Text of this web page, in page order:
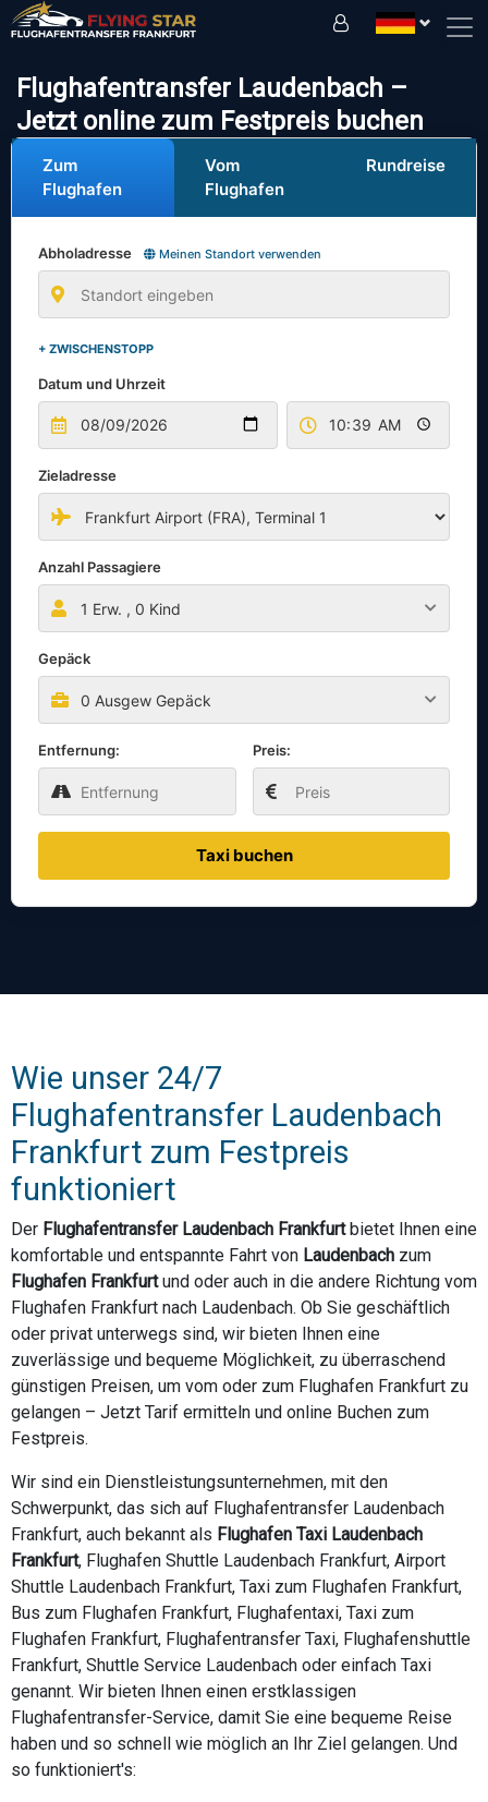
Flughafentransfer Laudenbach –
Jetzt online zum Festpreis buchen
Zum
Flughafen
Vom
Flughafen
Rundreise
Abholadresse Meinen Standort verwenden
+ ZWISCHENSTOPP
Datum und Uhrzeit
Zieladresse
Anzahl Passagiere
1 Erw. , 0 Kind
Gepäck
0 Ausgew Gepäck
Entfernung: Preis:
Taxi buchen
Wie unser 24/7
Flughafentransfer Laudenbach
Frankfurt zum Festpreis
funktioniert
Der Flughafentransfer Laudenbach Frankfurtbietet Ihnen eine
komfortable und entspannte Fahrt von Laudenbach zum
Flughafen Frankfurtund oder auch in die andere Richtung vom
Flughafen Frankfurt nach Laudenbach. Ob Sie geschäftlich
oder privat unterwegs sind, wir bieten Ihnen eine
zuverlässige und bequeme Möglichkeit, zu überraschend
günstigen Preisen, um vom oder zum Flughafen Frankfurt zu
gelangen – Jetzt Tarif ermitteln und online Buchen zum
Festpreis.
Wir sind ein Dienstleistungsunternehmen, mit den
Schwerpunkt, das sich auf Flughafentransfer Laudenbach
Frankfurt, auch bekannt als Flughafen Taxi Laudenbach
Frankfurt, Flughafen Shuttle Laudenbach Frankfurt, Airport
Shuttle Laudenbach Frankfurt, Taxi zum Flughafen Frankfurt,
Bus zum Flughafen Frankfurt, Flughafentaxi, Taxi zum
Flughafen Frankfurt, Flughafentransfer Taxi, Flughafenshuttle
Frankfurt, Shuttle Service Laudenbach oder einfach Taxi
genannt. Wir bieten Ihnen einen erstklassigen
Flughafentransfer-Service, damit Sie eine bequeme Reise
haben und so schnell wie möglich an Ihr Ziel gelangen. Und
so funktioniert's: